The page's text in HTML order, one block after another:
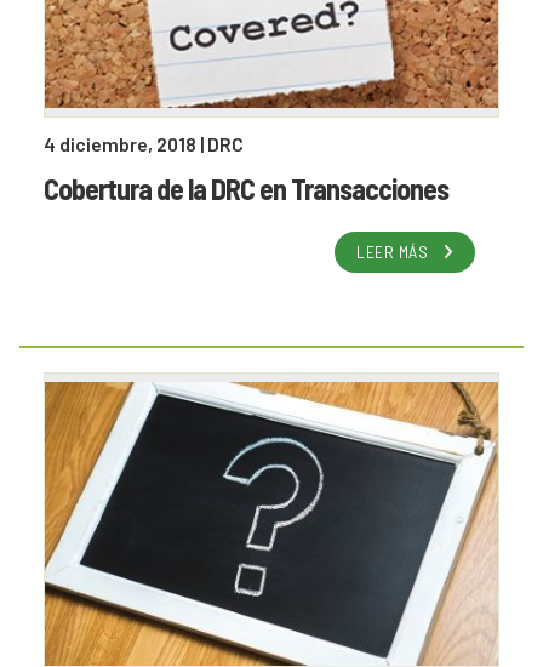
4 diciembre, 2018 | DRC
Cobertura de la DRC en Transacciones
LEER MÁS